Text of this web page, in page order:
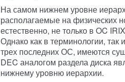
На самом нижнем уровне
располагаемые на физических
естественно, не только в OC
Однако как в терминологии,
трех последних ОС, имеются
DEC аналогом раздела диска
нижнему уровню иерархии.